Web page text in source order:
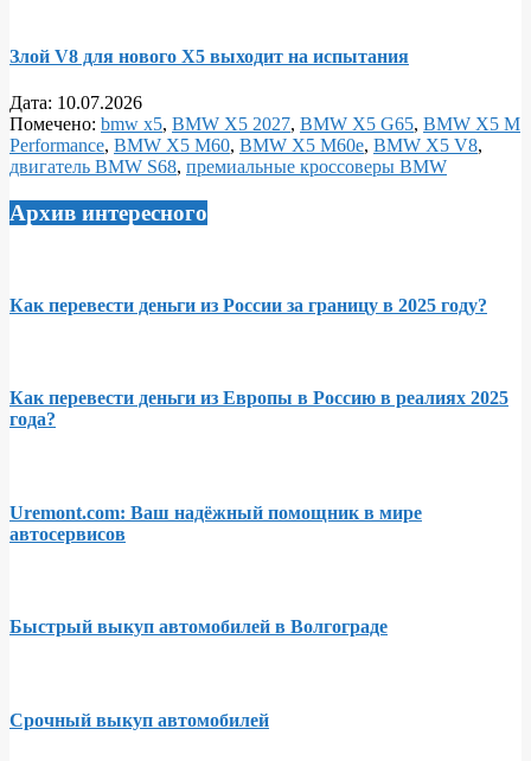
Злой V8 для нового X5 выходит на испытания
Дата: 10.07.2026
Помечено: bmw x5, BMW X5 2027, BMW X5 G65, BMW X5 M
Performance, BMW X5 M60, BMW X5 M60e, BMW X5 V8,
двигатель BMW S68, премиальные кроссоверы BMW
Архив интересного
Как перевести деньги из России за границу в 2025 году?
Как перевести деньги из Европы в Россию в реалиях 2025
года?
Uremont.com: Ваш надёжный помощник в мире
автосервисов
Быстрый выкуп автомобилей в Волгограде
Срочный выкуп автомобилей